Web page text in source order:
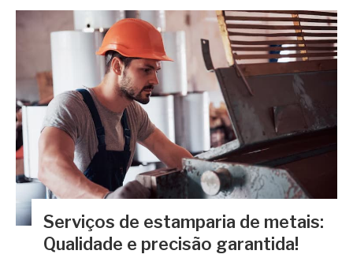
Serviços de estamparia de metais:
Qualidade e precisão garantida!